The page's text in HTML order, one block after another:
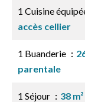
1 Cuisine
accès cellier
1 Buanderie
parentale
1 Séjour 38 m²